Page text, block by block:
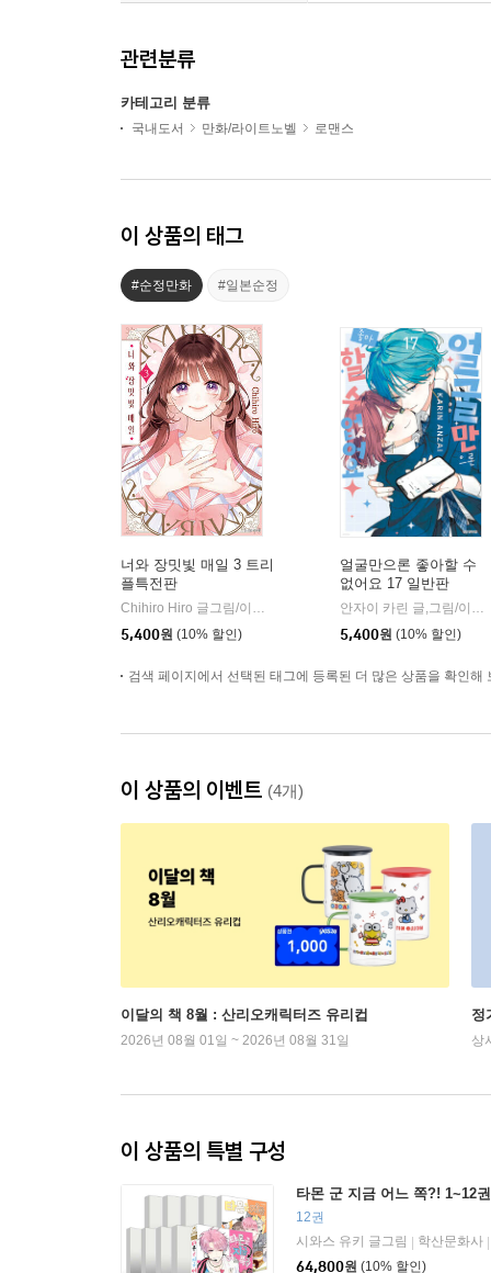
관련분류
카테고리 분류
국내도서 만화/라이트노벨 로맨스
이 상품의 태그
#순정만화 #일본순정
너와 장밋빛 매일 3 트리
플특전판
Chihiro Hiro 글그림/이소연 역
서울미디어코믹스(서울문화사)
5,400원 (10% 할인)
얼굴만으론 좋아할 수
없어요 17 일반판
안자이 카린 글,그림/이소연 역
5,400원 (10% 할인)
검색 페이지에서 선택된 태그에 등록된 더 많은 상품을 확인해
이 상품의 이벤트 (4개)
이달의 책 8월 : 산리오캐릭터즈 유리컵
2026년 08월 01일 ~ 2026년 08월 31일
정
상
이 상품의 특별 구성
타몬 군 지금 어느 쪽?! 1~12
12권
시와스 유키 글그림
학산문화사
64,800원 (10% 할인)